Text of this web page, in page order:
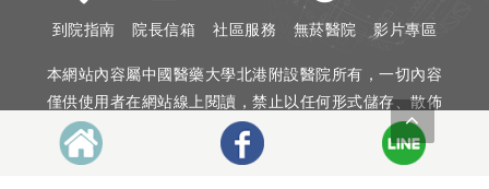
到院指南 院長信箱 社區服務 無菸醫院 影片專區
本網站內容屬中國醫藥大學北港附設醫院所有，一切內容
僅供使用者在網站線上閱讀，禁止以任何形式儲存、散佈
或重製部分或全部內容
本網站建議以Internet Explorer 10以上、Firefox或Google